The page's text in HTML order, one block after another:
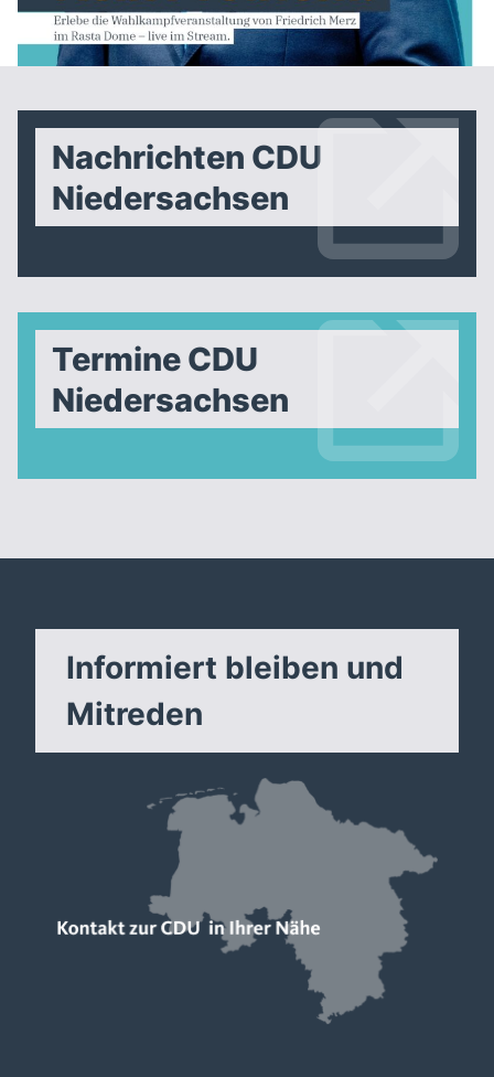
Nachrichten CDU
Niedersachsen
Termine CDU
Niedersachsen
Informiert bleiben und
Mitreden